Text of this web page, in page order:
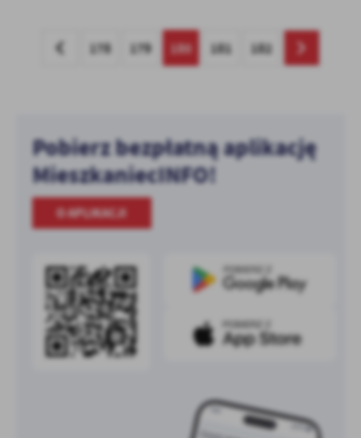
178 179 180 181 182
Pobierz bezpłatną aplikację
MieszkaniecINFO!
O APLIKACJI